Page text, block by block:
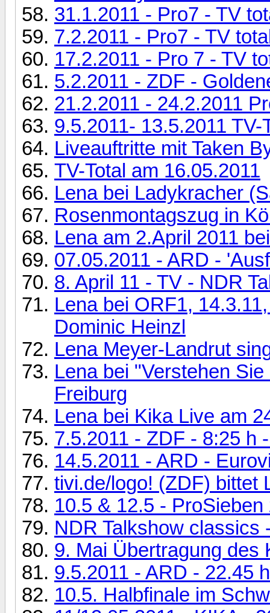
31.1.2011 - Pro7 - TV
7.2.2011 - Pro7 - TV
17.2.2011 - Pro 7 - TV
5.2.2011 - ZDF -
21.2.2011 - 24.2.2011
9.5.2011- 13.5.2011
Liveauftritte mit Taken
TV-Total am 16.05.2011
Lena bei Ladykracher
Rosenmontagszug in
Lena am 2.April 2011
07.05.2011 - ARD -
8. April 11 - TV - NDR
Lena bei ORF1,
Dominic Heinzl
Lena Meyer-Landrut
Lena bei "Verstehen
Freiburg
Lena bei Kika Live am
7.5.2011 - ZDF - 8:25 h
14.5.2011 - ARD -
tivi.de/logo! (ZDF) bittet
10.5 & 12.5 -
NDR Talkshow classics
9. Mai Übertragung des
9.5.2011 - ARD - 22.45
10.5. Halbfinale im